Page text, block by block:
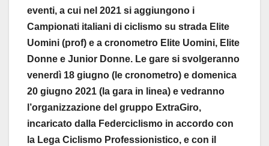
eventi, a cui nel 2021 si aggiungono i
Campionati italiani di ciclismo su strada Elite
Uomini (prof) e a cronometro Elite Uomini, Elite
Donne e Junior Donne. Le gare si svolgeranno
venerdì 18 giugno (le cronometro) e domenica
20 giugno 2021 (la gara in linea) e vedranno
l’organizzazione del gruppo ExtraGiro,
incaricato dalla Federciclismo in accordo con
la Lega Ciclismo Professionistico, e con il